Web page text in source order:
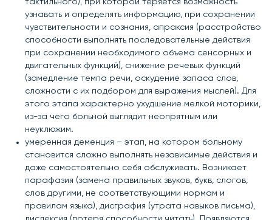
узнавать и определять информацию, при сохранении
чувствительности и сознания, апраксия (расстройство
способности выполнять последовательные действия
при сохранении необходимого объема сенсорных и
двигательных функций), снижение речевых функций
(замедление темпа речи, оскудение запаса слов,
сложности с их подбором для выражения мыслей). Для
этого этапа характерно ухудшение мелкой моторики,
из-за чего больной выглядит неопрятным или
неуклюжим.
умеренная деменция – этап, на котором больному
становится сложно выполнять независимые действия и
даже самостоятельно себя обслуживать. Возникает
парафазия (замена правильных звуков, букв, слогов,
слов другими, не соответствующими нормам и
правилам языка), дисграфия (утрата навыков письма),